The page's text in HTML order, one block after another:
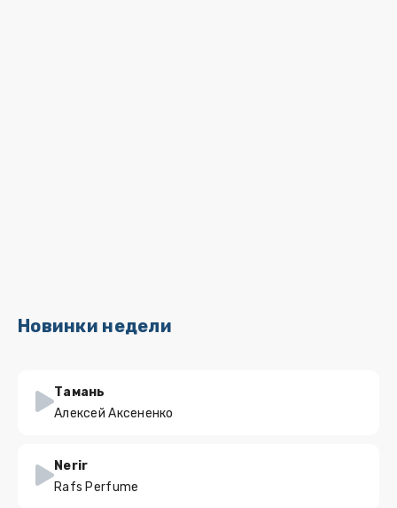
Новинки недели
Тамань
Алексей Аксененко
Nerir
Rafs Perfume